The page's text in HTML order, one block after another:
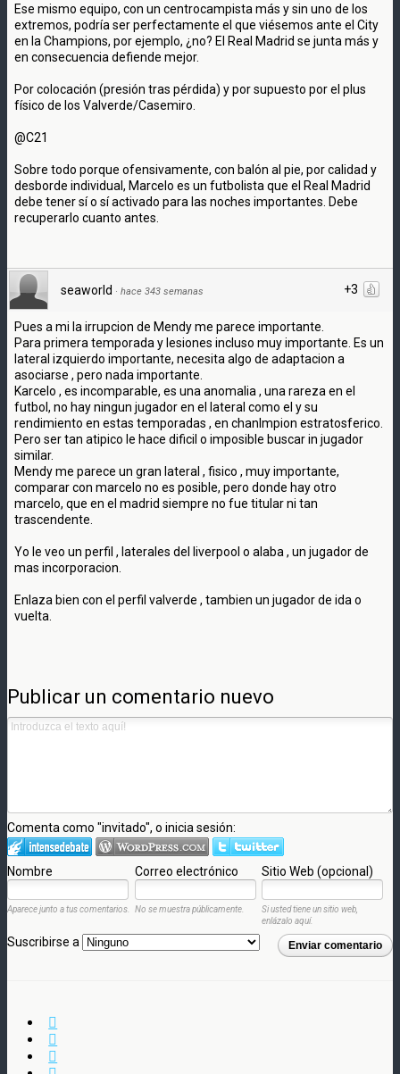
Ese mismo equipo, con un centrocampista más y sin uno de los
extremos, podría ser perfectamente el que viésemos ante el City
en la Champions, por ejemplo, ¿no? El Real Madrid se junta más y
en consecuencia defiende mejor.
Por colocación (presión tras pérdida) y por supuesto por el plus
físico de los Valverde/Casemiro.
@C21
Sobre todo porque ofensivamente, con balón al pie, por calidad y
desborde individual, Marcelo es un futbolista que el Real Madrid
debe tener sí o sí activado para las noches importantes. Debe
recuperarlo cuanto antes.
+3
seaworld · hace 343 semanas
Pues a mi la irrupcion de Mendy me parece importante.
Para primera temporada y lesiones incluso muy importante. Es un
lateral izquierdo importante, necesita algo de adaptacion a
asociarse , pero nada importante.
Karcelo , es incomparable, es una anomalia , una rareza en el
futbol, no hay ningun jugador en el lateral como el y su
rendimiento en estas temporadas , en chanlmpion estratosferico.
Pero ser tan atipico le hace dificil o imposible buscar in jugador
similar.
Mendy me parece un gran lateral , fisico , muy importante,
comparar con marcelo no es posible, pero donde hay otro
marcelo, que en el madrid siempre no fue titular ni tan
trascendente.
Yo le veo un perfil , laterales del liverpool o alaba , un jugador de
mas incorporacion.
Enlaza bien con el perfil valverde , tambien un jugador de ida o
vuelta.
Publicar un comentario nuevo
Comenta como "invitado", o inicia sesión:
Nombre Correo electrónico Sitio Web (opcional)
Aparece junto a tus comentarios. No se muestra públicamente.
Si usted tiene un sitio web,
enlázalo aquí.
Enviar comentario
Suscribirse a